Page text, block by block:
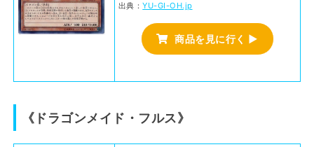
出典：YU-GI-OH.jp
商品を見に行く ▶
《ドラゴンメイド・フルス》